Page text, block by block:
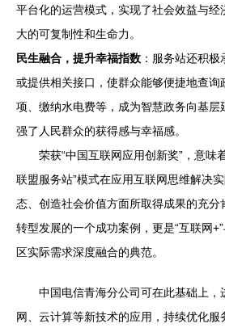
平台化的运营模式，实现了社会效益与经
大的可复制性和生命力。
民生融合，提升幸福指数 ：服务站还积极
或提供相关接口，使群众能够便捷地查询
项、缴纳水电费等，成为智慧政务向基
强了人民群众的获得感与幸福感。
荣获“中国互联网应用创新奖”，意味
联盟服务站”模式在应用互联网思维解决
态、创造社会价值方面所取得成果的充分
转型发展的一个成功案例，更是“互联网
区实际需求深度融合的典范。
中国电信青海分公司可在此基础上，
网、云计算等新技术的应用，持续优化服